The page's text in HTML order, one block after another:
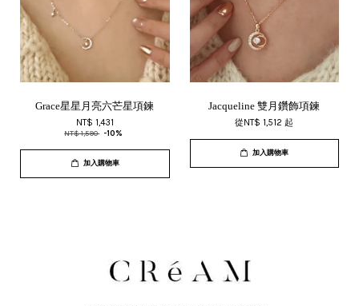
Grace星星月亮六芒星項鍊
NT$ 1,431
NT$ 1,590 -10%
加入購物車
Jacqueline 雙月鑽飾項鍊
從NT$ 1,512起
加入購物車